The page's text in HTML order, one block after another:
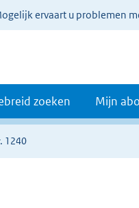
ervaart u problemen
zoeken Mijn
1240